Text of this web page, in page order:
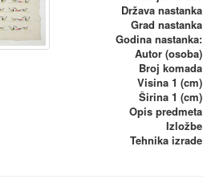
Država nastanka
Grad nastanka
Godina nastanka:
Autor (osoba)
Broj komada
Visina 1 (cm)
Širina 1 (cm)
Opis predmeta
Izložbe
Tehnika izrade